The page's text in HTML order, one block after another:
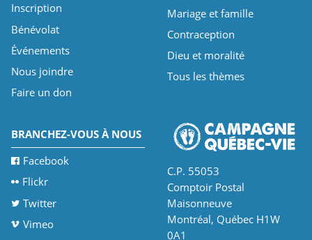
Inscription
Bénévolat
Événements
Nous joindre
Faire un don
Mariage et famille
Contraception
Dieu et moralité
Tous les thèmes
BRANCHEZ-VOUS À NOUS
Facebook
Flickr
Twitter
Vimeo
C.P. 55053
Comptoir Postal
Maisonneuve
Montréal, Québec H1W
0A1